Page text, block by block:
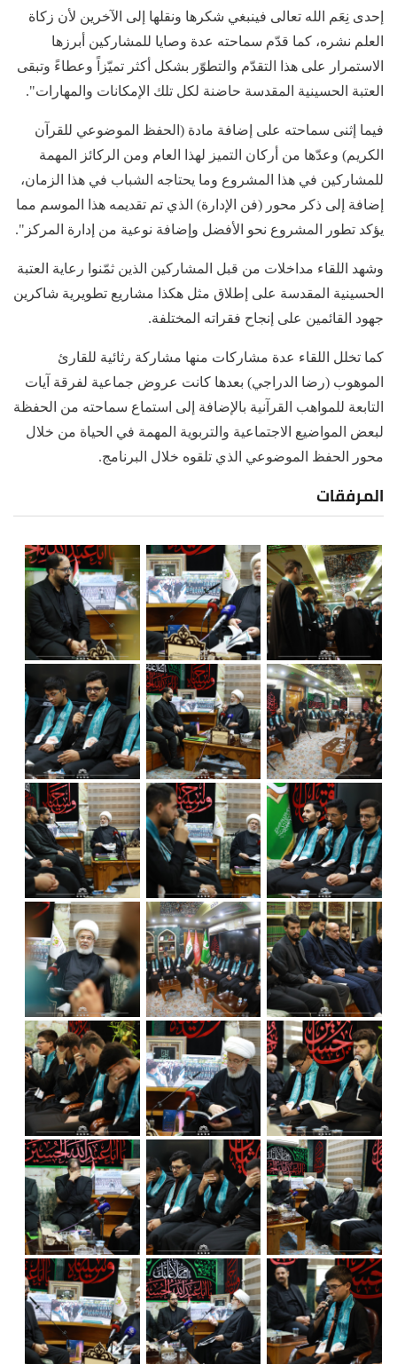
إحدى نِعَم الله تعالى فينبغي شكرها ونقلها إلى الآخرين لأن زكاة
العلم نشره، كما قدّم سماحته عدة وصايا للمشاركين أبرزها
الاستمرار على هذا التقدّم والتطوّر بشكل أكثر تميّزاً وعطاءً وتبقى
العتبة الحسينية المقدسة حاضنة لكل تلك الإمكانات والمهارات".
فيما إثنى سماحته على إضافة مادة (الحفظ الموضوعي للقرآن
الكريم) وعدّها من أركان التميز لهذا العام ومن الركائز المهمة
للمشاركين في هذا المشروع وما يحتاجه الشباب في هذا الزمان،
إضافة إلى ذكر محور (فن الإدارة) الذي تم تقديمه هذا الموسم مما
يؤكد تطور المشروع نحو الأفضل وإضافة نوعية من إدارة المركز".
وشهد اللقاء مداخلات من قبل المشاركين الذين ثمّنوا رعاية العتبة
الحسينية المقدسة على إطلاق مثل هكذا مشاريع تطويرية شاكرين
جهود القائمين على إنجاح فقراته المختلفة.
كما تخلل اللقاء عدة مشاركات منها مشاركة رثائية للقارئ
الموهوب (رضا الدراجي) بعدها كانت عروض جماعية لفرقة آيات
التابعة للمواهب القرآنية بالإضافة إلى استماع سماحته من الحفظة
لبعض المواضيع الاجتماعية والتربوية المهمة في الحياة من خلال
محور الحفظ الموضوعي الذي تلقوه خلال البرنامج.
المرفقات